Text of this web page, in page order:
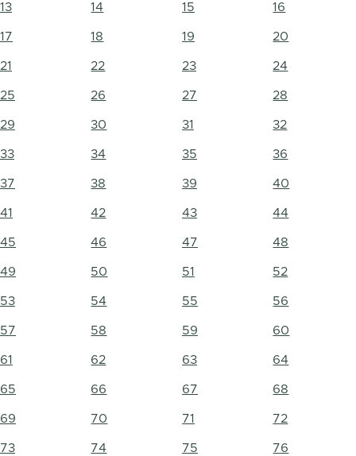
13 14 15 16
17 18 19 20
21 22 23 24
25 26 27 28
29 30 31 32
33 34 35 36
37 38 39 40
41 42 43 44
45 46 47 48
49 50 51 52
53 54 55 56
57 58 59 60
61 62 63 64
65 66 67 68
69 70 71 72
73 74 75 76